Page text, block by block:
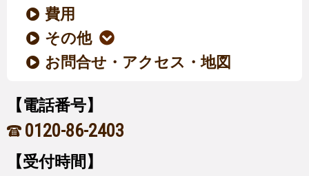
費用
その他
お問合せ・アクセス・地図
【電話番号】
0120-86-2403
【受付時間】